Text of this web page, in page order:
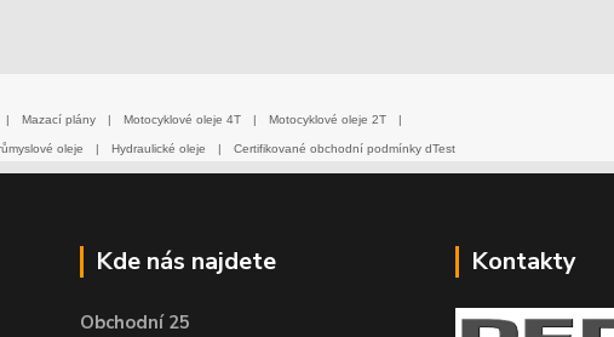
| Mazací plány | Motocyklové oleje 4T | Motocyklové oleje 2T |
oleje | Hydraulické oleje | Certifikované obchodní podmínky dTest
Kde nás najdete
Obchodní 25
Kontakty